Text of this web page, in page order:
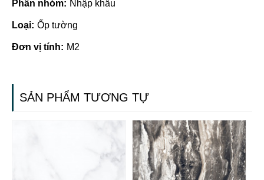
Phân nhóm: Nhập khẩu
Loại: Ốp tường
Đơn vị tính: M2
SẢN PHẨM TƯƠNG TỰ